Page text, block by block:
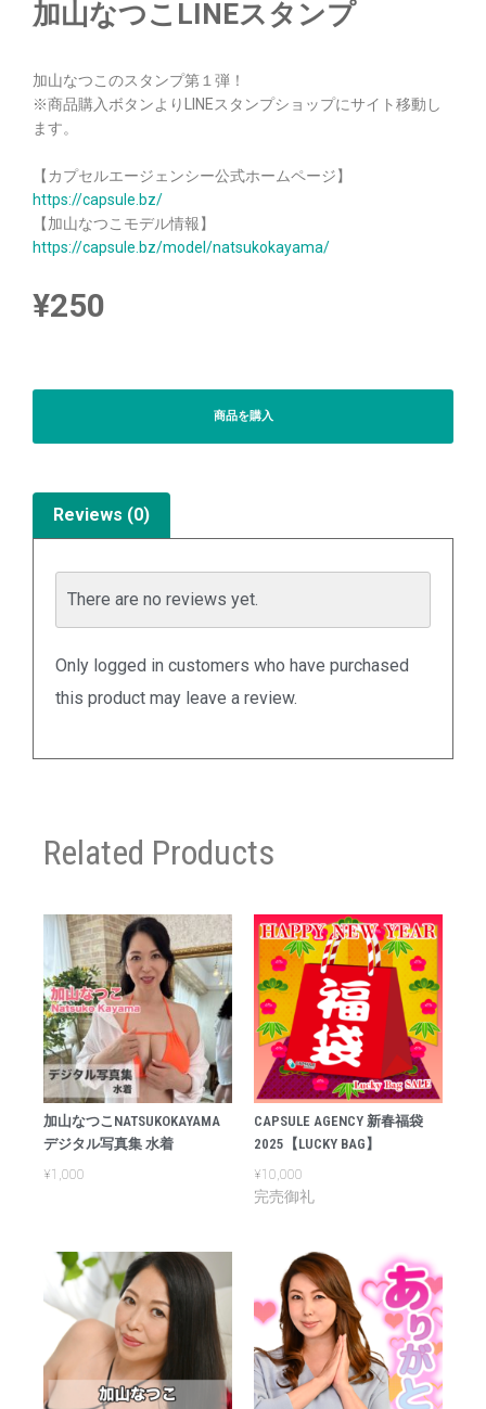
加山なつこLINEスタンプ
加山なつこのスタンプ第１弾！
※商品購入ボタンよりLINEスタンプショップにサイト移動し
ます。
【カプセルエージェンシー公式ホームページ】
https://capsule.bz/
【加山なつこモデル情報】
https://capsule.bz/model/natsukokayama/
¥250
商品を購入
Reviews (0)
There are no reviews yet.
Only logged in customers who have purchased
this product may leave a review.
Related Products
加山なつこNATSUKOKAYAMA
デジタル写真集 水着
¥1,000
CAPSULE AGENCY 新春福袋
2025【LUCKY BAG】
¥10,000